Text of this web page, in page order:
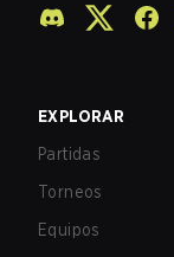
EXPLORAR
Partidas
Torneos
Equipos